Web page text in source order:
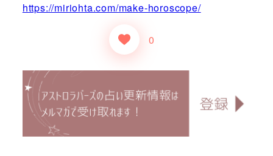
https://miriohta.com/make-horoscope/
0